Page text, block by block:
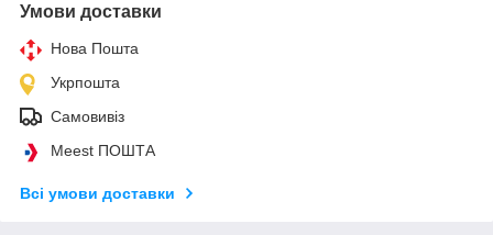
Умови доставки
Нова Пошта
Укрпошта
Самовивіз
Meest ПОШТА
Всі умови доставки